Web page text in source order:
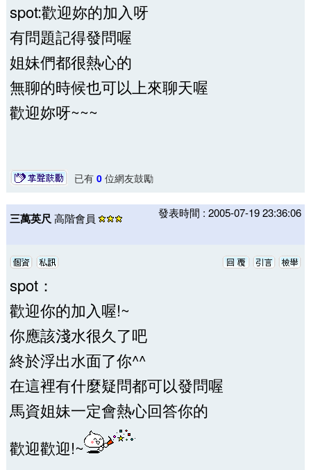
spot:歡迎妳的加入呀
有問題記得發問喔
姐妹們都很熱心的
無聊的時候也可以上來聊天喔
歡迎妳呀~~~
已有 0位網友鼓勵
三萬英尺高階會員 發表時間 : 2005-07-19 23:36:06
spot：
歡迎你的加入喔!~
你應該淺水很久了吧
終於浮出水面了你^^
在這裡有什麼疑問都可以發問喔
馬資姐妹一定會熱心回答你的
歡迎歡迎!~